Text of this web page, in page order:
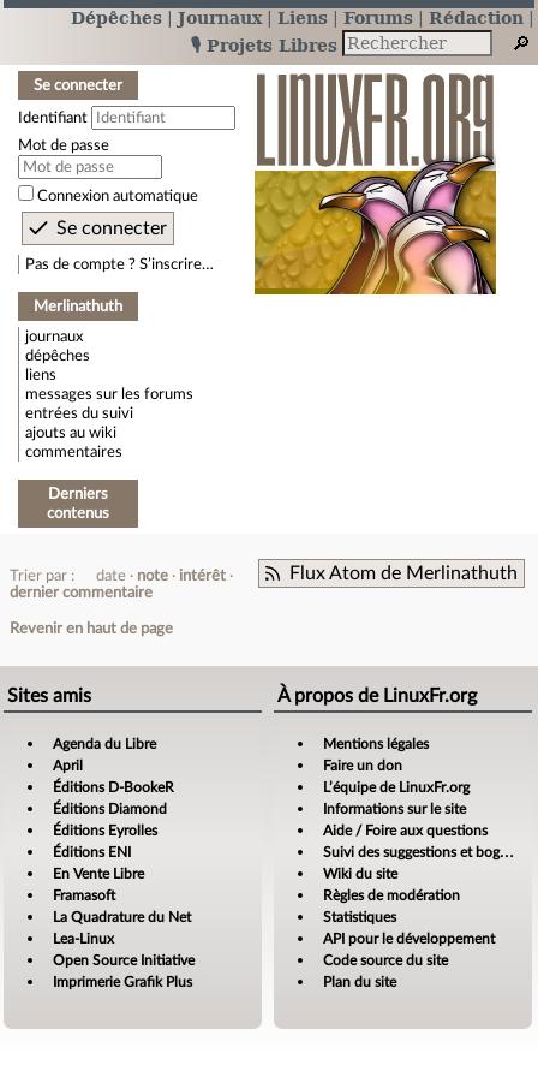
Dépêches Journaux Liens Forums
Rédaction
🎙️ Projets Libres
Se connecter
Identifiant
Mot de passe
Connexion automatique
Pas de compte ? S’inscrire…
Merlinathuth
journaux
dépêches
liens
messages sur les forums
entrées du suivi
ajouts au wiki
commentaires
Derniers
contenus
Flux Atom de Merlinathuth
Trier par : date note
intérêt
dernier commentaire
Revenir en haut de page
Sites amis
Agenda du Libre
April
Éditions D-BookeR
Éditions Diamond
Éditions Eyrolles
Éditions ENI
En Vente Libre
Framasoft
La Quadrature du Net
Lea-Linux
Open Source Initiative
Imprimerie Grafik Plus
À propos de LinuxFr.org
Mentions légales
Faire un don
L’équipe de LinuxFr.org
Informations sur le site
Aide / Foire aux questions
Suivi des suggestions et bogues
Wiki du site
Règles de modération
Statistiques
API pour le développement
Code source du site
Plan du site